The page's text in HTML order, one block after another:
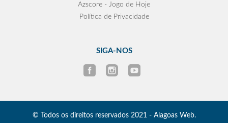
Azscore - Jogo de Hoje
Política de Privacidade
SIGA-NOS
© Todos os direitos reservados 2021 - Alagoas Web.